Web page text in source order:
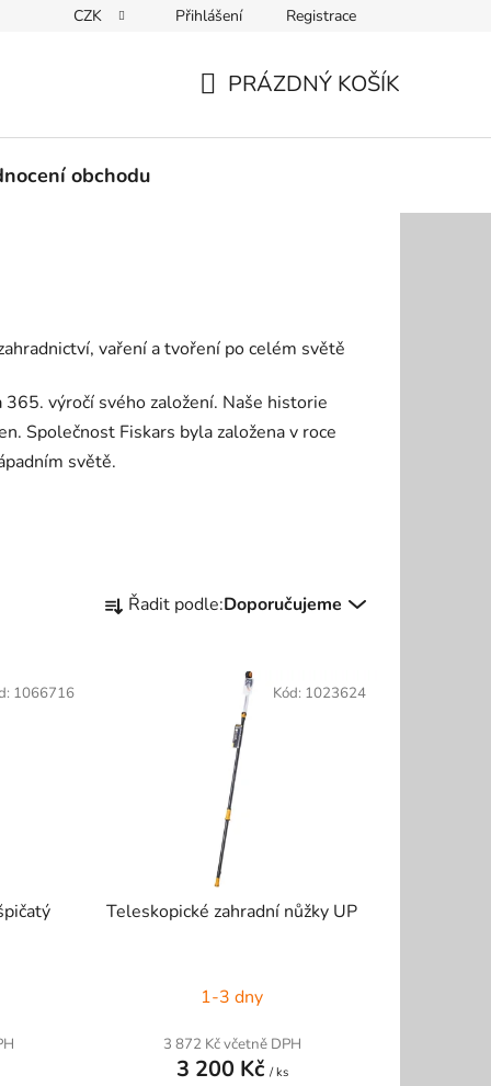
ochrany osobních údajů
CZK Přihlášení Registrace
PRÁZDNÝ KOŠÍK
obchodu
vaření a tvoření po celém světě
výročí svého založení. Naše historie
Společnost Fiskars byla založena v roce
světě.
a
k
Řadit podle:Doporučujeme
1066716
Teleskopické zahradní nůžky UP
1-3 dny
3 872 Kč včetně DPH
3 200 Kč / ks
Kód: 1023624